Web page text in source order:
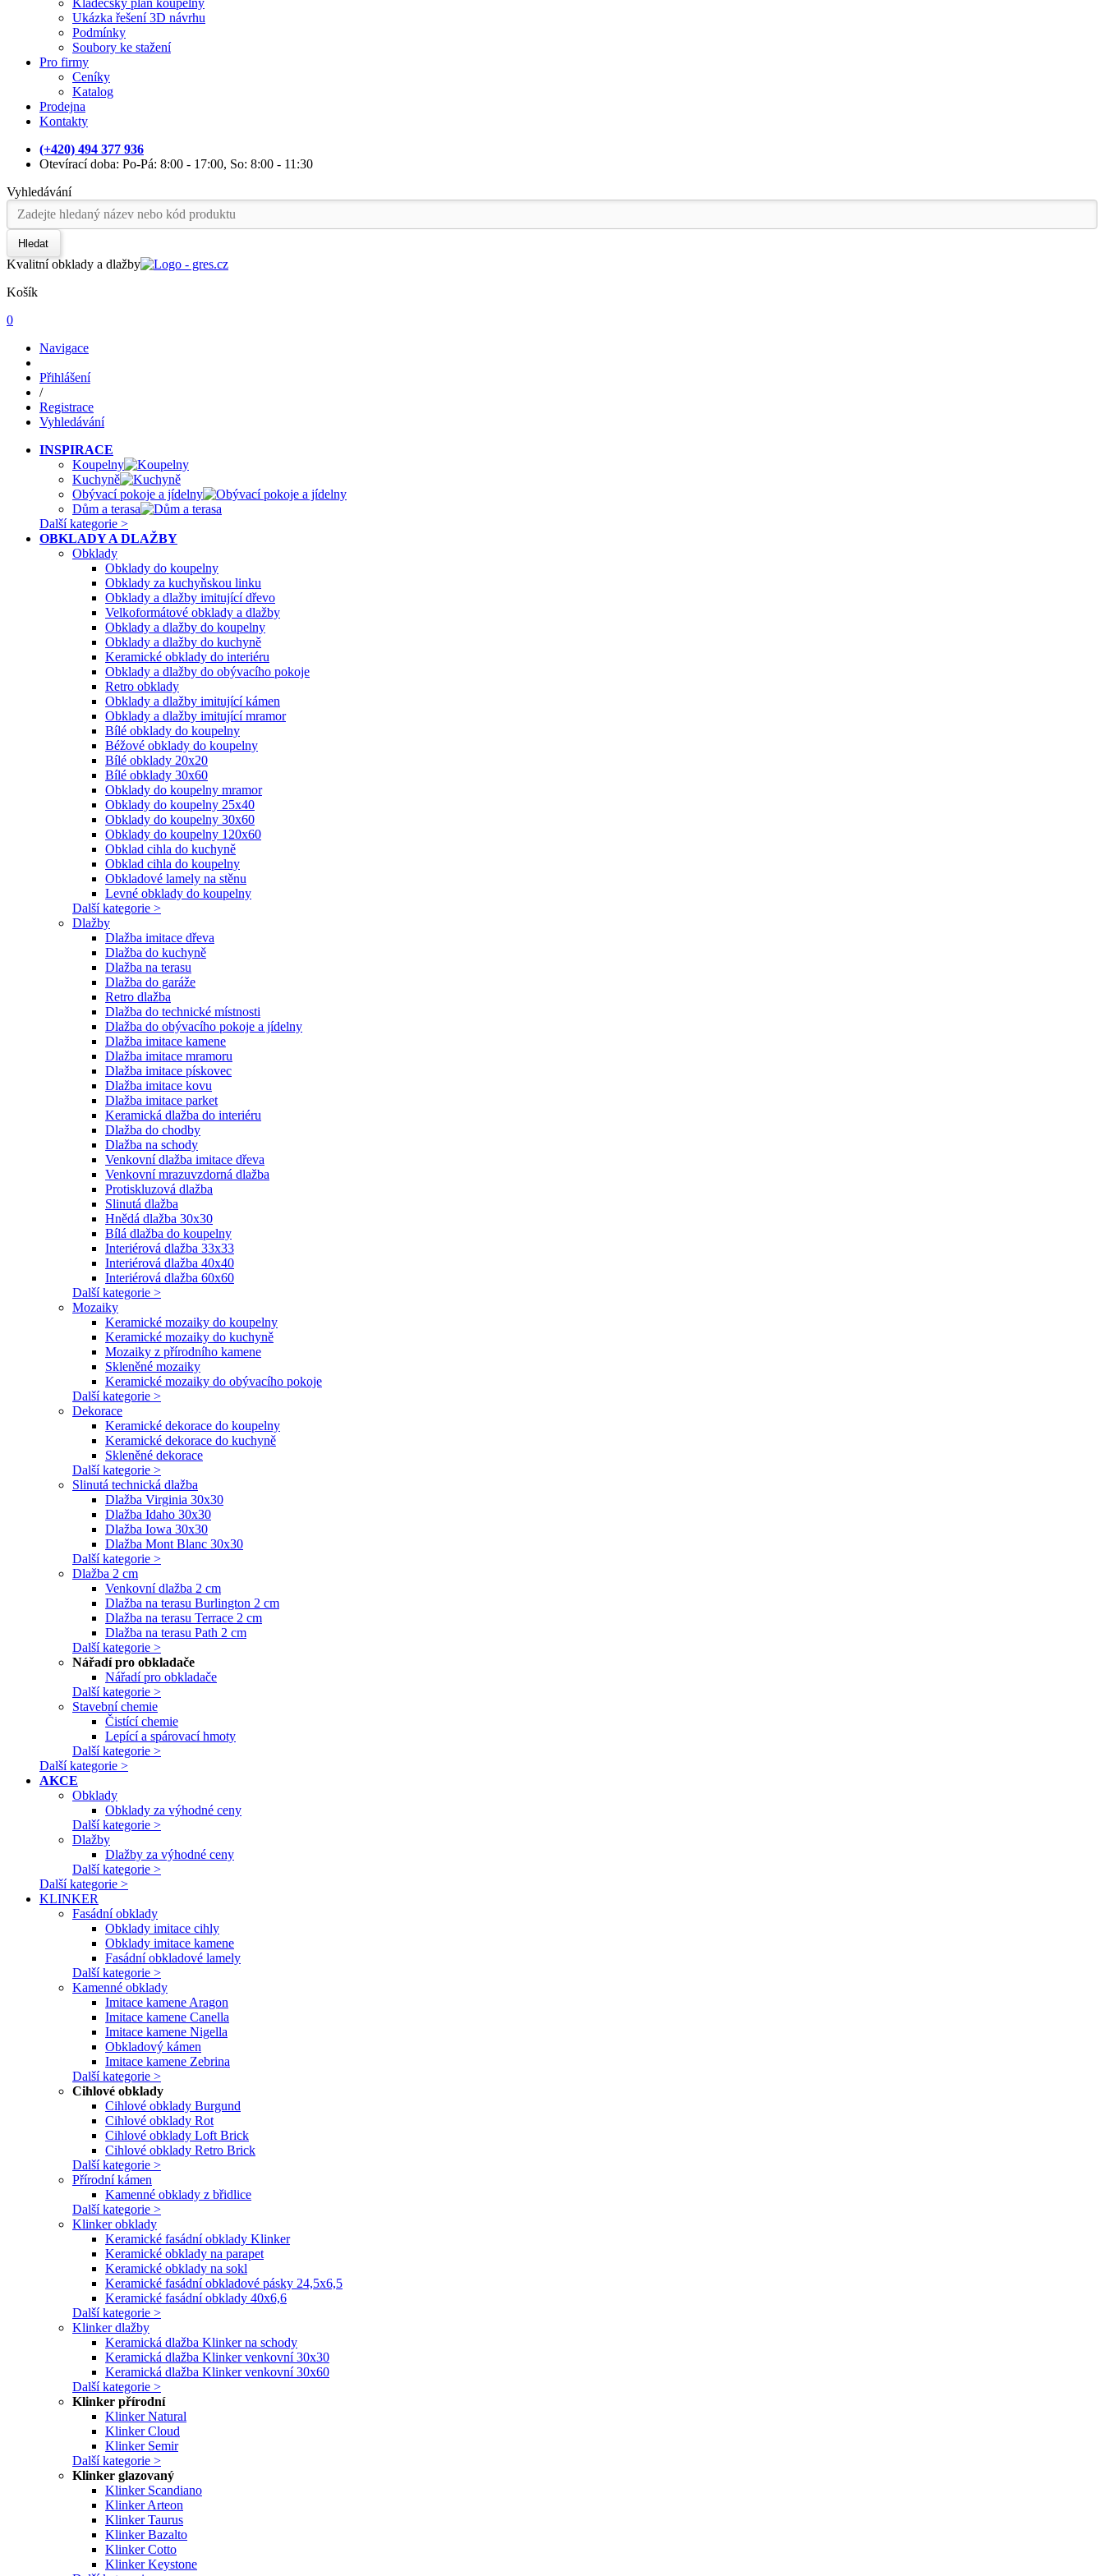
Kladečský plán koupelny
Ukázka řešení 3D návrhu
Podmínky
Soubory ke stažení
Pro firmy
Ceníky
Katalog
Prodejna
Kontakty
(+420) 494 377 936
Otevírací doba: Po-Pá: 8:00 - 17:00, So: 8:00 - 11:30
Vyhledávání
Hledat
Kvalitní obklady a dlažby
Košík
0
Navigace
Přihlášení
/
Registrace
Vyhledávání
INSPIRACE
Koupelny
Kuchyně
Obývací pokoje a jídelny
Dům a terasa
Další kategorie >
OBKLADY A DLAŽBY
Obklady
Obklady do koupelny
Obklady za kuchyňskou linku
Obklady a dlažby imitující dřevo
Velkoformátové obklady a dlažby
Obklady a dlažby do koupelny
Obklady a dlažby do kuchyně
Keramické obklady do interiéru
Obklady a dlažby do obývacího pokoje
Retro obklady
Obklady a dlažby imitující kámen
Obklady a dlažby imitující mramor
Bílé obklady do koupelny
Béžové obklady do koupelny
Bílé obklady 20x20
Bílé obklady 30x60
Obklady do koupelny mramor
Obklady do koupelny 25x40
Obklady do koupelny 30x60
Obklady do koupelny 120x60
Obklad cihla do kuchyně
Obklad cihla do koupelny
Obkladové lamely na stěnu
Levné obklady do koupelny
Další kategorie >
Dlažby
Dlažba imitace dřeva
Dlažba do kuchyně
Dlažba na terasu
Dlažba do garáže
Retro dlažba
Dlažba do technické místnosti
Dlažba do obývacího pokoje a jídelny
Dlažba imitace kamene
Dlažba imitace mramoru
Dlažba imitace pískovec
Dlažba imitace kovu
Dlažba imitace parket
Keramická dlažba do interiéru
Dlažba do chodby
Dlažba na schody
Venkovní dlažba imitace dřeva
Venkovní mrazuvzdorná dlažba
Protiskluzová dlažba
Slinutá dlažba
Hnědá dlažba 30x30
Bílá dlažba do koupelny
Interiérová dlažba 33x33
Interiérová dlažba 40x40
Interiérová dlažba 60x60
Další kategorie >
Mozaiky
Keramické mozaiky do koupelny
Keramické mozaiky do kuchyně
Mozaiky z přírodního kamene
Skleněné mozaiky
Keramické mozaiky do obývacího pokoje
Další kategorie >
Dekorace
Keramické dekorace do koupelny
Keramické dekorace do kuchyně
Skleněné dekorace
Další kategorie >
Slinutá technická dlažba
Dlažba Virginia 30x30
Dlažba Idaho 30x30
Dlažba Iowa 30x30
Dlažba Mont Blanc 30x30
Další kategorie >
Dlažba 2 cm
Venkovní dlažba 2 cm
Dlažba na terasu Burlington 2 cm
Dlažba na terasu Terrace 2 cm
Dlažba na terasu Path 2 cm
Další kategorie >
Nářadí pro obkladače
Nářadí pro obkladače
Další kategorie >
Stavební chemie
Čistící chemie
Lepící a spárovací hmoty
Další kategorie >
Další kategorie >
AKCE
Obklady
Obklady za výhodné ceny
Další kategorie >
Dlažby
Dlažby za výhodné ceny
Další kategorie >
Další kategorie >
KLINKER
Fasádní obklady
Obklady imitace cihly
Obklady imitace kamene
Fasádní obkladové lamely
Další kategorie >
Kamenné obklady
Imitace kamene Aragon
Imitace kamene Canella
Imitace kamene Nigella
Obkladový kámen
Imitace kamene Zebrina
Další kategorie >
Cihlové obklady
Cihlové obklady Burgund
Cihlové obklady Rot
Cihlové obklady Loft Brick
Cihlové obklady Retro Brick
Další kategorie >
Přírodní kámen
Kamenné obklady z břidlice
Další kategorie >
Klinker obklady
Keramické fasádní obklady Klinker
Keramické obklady na parapet
Keramické obklady na sokl
Keramické fasádní obkladové pásky 24,5x6,5
Keramické fasádní obklady 40x6,6
Další kategorie >
Klinker dlažby
Keramická dlažba Klinker na schody
Keramická dlažba Klinker venkovní 30x30
Keramická dlažba Klinker venkovní 30x60
Další kategorie >
Klinker přírodní
Klinker Natural
Klinker Cloud
Klinker Semir
Další kategorie >
Klinker glazovaný
Klinker Scandiano
Klinker Arteon
Klinker Taurus
Klinker Bazalto
Klinker Cotto
Klinker Keystone